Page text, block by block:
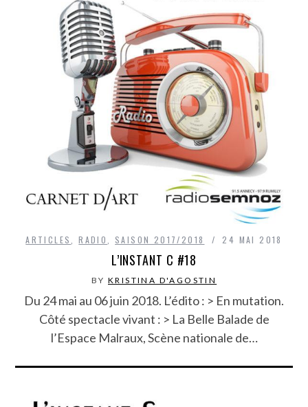
ARTICLES ,RADIO SAISON 2017/2018 24 MAI 2018
L’INSTANT C #18
BY KRISTINA D'AGOSTIN
Du 24 mai au 06 juin 2018. L’édito : > En mutation.
Côté spectacle vivant : > La Belle Balade de
l’Espace Malraux, Scène nationale de…